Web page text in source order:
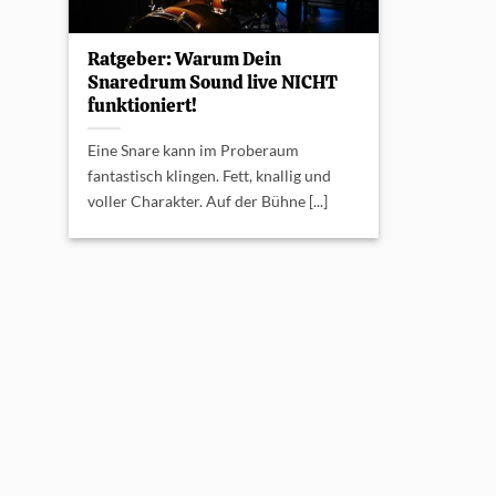
Ratgeber: Warum Dein
Snaredrum Sound live NICHT
funktioniert!
Eine Snare kann im Proberaum
fantastisch klingen. Fett, knallig und
voller Charakter. Auf der Bühne [...]